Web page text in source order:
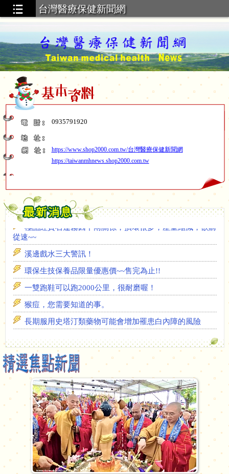
台灣醫療保健新聞網
0935791920
https://www.shop2000.com.tw/台灣醫療保健新聞網
https://taiwanmhnews.shop2000.com.tw
奇美醫療體系(永康奇美醫院、柳營奇美醫院、佳里奇美
醫院)、奇康診所、南科診所115年7月11日巴威颱風相關醫療
部立南醫之115年端午節(6/19)看診訊息
極品紅寶石蓮霧因下雨關係，損壞很多，產量縮減，欲購
溪邊戲水三大警訊！
環保生技保養品限量優惠價~~售完為止!!
一雙跑鞋可以跑2000公里，很耐磨喔！
猴痘，您需要知道的事。
長期服用史塔汀類藥物可能會增加罹患白內障的風險
奇美醫療體系(永康奇美醫院、柳營奇美醫院、佳里奇美
醫院)、奇康診所、南科診所115年7月11日巴威颱風相關醫療
作業訊息
部立南醫之115年端午節(6/19)看診訊息
極品紅寶石蓮霧因下雨關係，損壞很多，產量縮減，欲購
從速~~
溪邊戲水三大警訊！
環保生技保養品限量優惠價~~售完為止!!
一雙跑鞋可以跑2000公里，很耐磨喔！
猴痘，您需要知道的事。